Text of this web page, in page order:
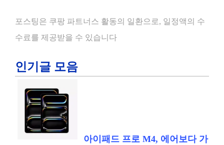
포스팅은 쿠팡 파트너스 활동의 일환으로, 일정액의 수
수료를 제공받을 수 있습니다
인기글 모음
아이패드 프로 M4, 에어보다 가